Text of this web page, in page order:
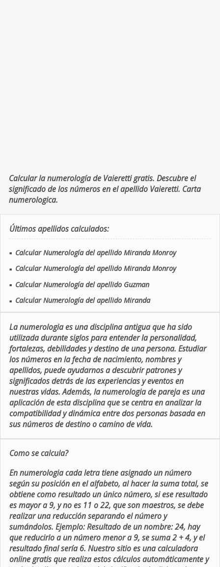
Calcular la numerología de Vaieretti gratis. Descubre el
significado de los números en el apellido Vaieretti. Carta
numerologica.
Últimos apellidos calculados:
■ Calcular Numerología del apellido Miranda Monroy
■ Calcular Numerología del apellido Miranda Monroy
■ Calcular Numerología del apellido Guzman
■ Calcular Numerología del apellido Miranda
La numerologia es una disciplina antigua que ha sido
utilizada durante siglos para entender la personalidad,
fortalezas, debilidades y destino de una persona. Estudiar
los números en la fecha de nacimiento, nombres y
apellidos, puede ayudarnos a descubrir patrones y
significados detrás de las experiencias y eventos en
nuestras vidas. Además, la numerologia de pareja es una
aplicación de esta disciplina que se centra en analizar la
compatibilidad y dinámica entre dos personas basada en
sus números de destino o camino de vida.
Como se calcula?
En numerologia cada letra tiene asignado un número
según su posición en el alfabeto, al hacer la suma total, se
obtiene como resultado un único número, si ese resultado
es mayor a 9, y no es 11 o 22, que son maestros, se debe
realizar una reducción separando el número y
sumándolos. Ejemplo: Resultado de un nombre: 24, hay
que reducirlo a un número menor a 9, se suma 2 + 4, y el
resultado final sería 6. Nuestro sitio es una calculadora
online gratis que realiza estos cálculos automáticamente y